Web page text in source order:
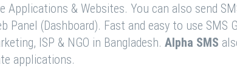
Applications & Websites. You can also send
Panel (Dashboard). Fast and easy to use SMS
ISP & NGO in Bangladesh. Alpha SMS
applications.